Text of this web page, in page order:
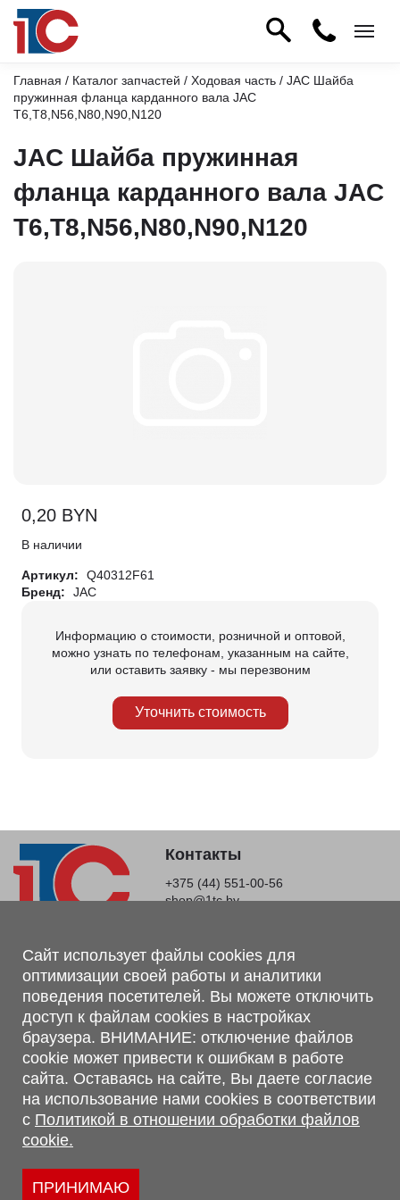
Главная / Каталог запчастей / Ходовая часть / JAC Шайба
пружинная фланца карданного вала JAC
T6,T8,N56,N80,N90,N120
JAC Шайба пружинная
фланца карданного вала JAC
T6,T8,N56,N80,N90,N120
0,20 BYN
В наличии
Артикул:
Q40312F61
Бренд:
JAC
Информацию о стоимости, розничной и оптовой,
можно узнать по телефонам, указанным на сайте,
или оставить заявку - мы перезвоним
Уточнить стоимость
Контакты
+375 (44) 551-00-56
shop@1tc.by
Магазин, склад
г. Минск, Минский р-н, п. Привольный, ул. Мира, 20А,
223062
г. Брест, ул. Лейтенанта Рябцева, 108 В, 224701
Обращаем Ваше внимание, что вся предоставленная на сайте
информация, касающаяся комплектаций, технических
характеристик, цветовых сочетаний, а также стоимости и
сервисного обслуживания носит информационный характер и
не является публичной офертой, определяемой п.2 ст.407
Гражданского кодекса Республики Беларусь.
Политика обработки персональных данных
Политикой в отношении обработки файлов cookie.
Сайт использует файлы cookies для
оптимизации своей работы и аналитики
поведения посетителей. Вы можете отключить
доступ к файлам cookies в настройках
браузера. ВНИМАНИЕ: отключение файлов
cookie может привести к ошибкам в работе
сайта. Оставаясь на сайте, Вы даете согласие
на использование нами cookies в соответствии
с Политикой в отношении обработки файлов
cookie.
ПРИНИМАЮ